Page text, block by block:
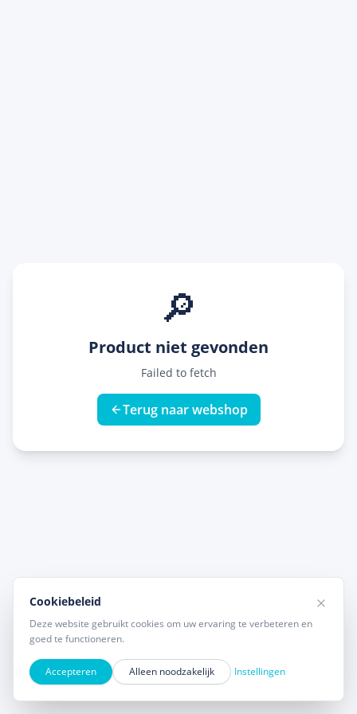
🔎
Product niet gevonden
Failed to fetch
Terug naar webshop
Cookiebeleid
Deze website gebruikt cookies om uw ervaring te verbeteren en
goed te functioneren.
Accepteren Alleen noodzakelijk Instellingen